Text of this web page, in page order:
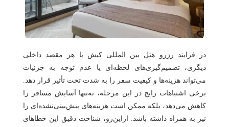
اصفهان
هتل
شیراز
هتل
در فرایند رزرو هتل بین المللی کیش یا هر مقصد داخلی
دیگری، تصمیم‌گیری‌های لحظه‌ای یا عدم توجه به جزئیات
می‌تواند هزینه‌ها و کیفیت سفر را به شدت تحت تأثیر قرار دهد.
برخی اشتباهات رایج در این مرحله، نه‌تنها آسایش مسافر را
کاهش می‌دهد، بلکه ممکن است هزینه‌های پیش‌بینی‌نشده‌ای را
نیز به همراه داشته باشد. ازاین‌رو، شناخت دقیق این خطاهای